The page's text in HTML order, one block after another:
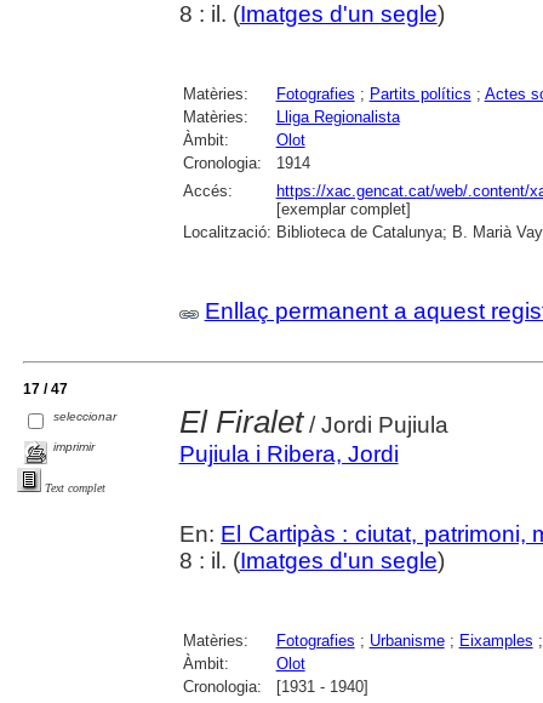
8 : il. (Imatges d'un segle)
Matèries: Fotografies ; Partits polítics ; Actes
Matèries:
Lliga Regionalista
Àmbit:
Olot
Cronologia:
1914
Accés:
https://xac.gencat.cat/web/.content/
[exemplar complet]
Localització: Biblioteca de Catalunya; B. Marià
Enllaç permanent a aquest
17 / 47
seleccionar
imprimir
Text complet
El Firalet/ Jordi Pujiula
Pujiula i Ribera, Jordi
En: El Cartipàs : ciutat, patrimoni,
8 : il. (Imatges d'un segle)
Matèries: Fotografies ; Urbanisme; Eixamples
Àmbit:
Olot
Cronologia:
[1931 - 1940]